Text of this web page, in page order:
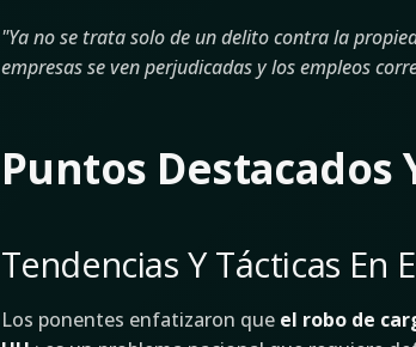
"Ya no se trata solo de un delito contra la
empresas se ven perjudicadas y los empleos
Puntos Destacados
Tendencias Y Tácticas En
Los ponentes enfatizaron que el robo de